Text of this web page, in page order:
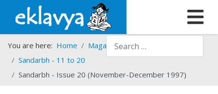
Search
You are here: Home Magazines
Sandarbh
Sandarbh - 11 to 20
Sandarbh - Issue 20 (November-December 1997)